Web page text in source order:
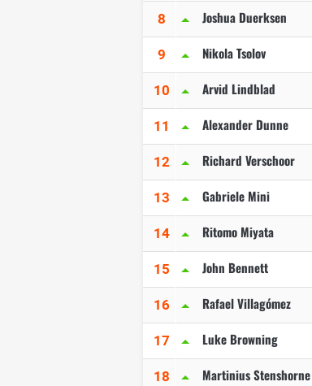
8 Joshua Duerksen
9 Nikola Tsolov
10 Arvid Lindblad
11 Alexander Dunne
12 Richard Verschoor
13 Gabriele Mini
14 Ritomo Miyata
15 John Bennett
16 Rafael Villagómez
17 Luke Browning
18 Martinius Stenshorne